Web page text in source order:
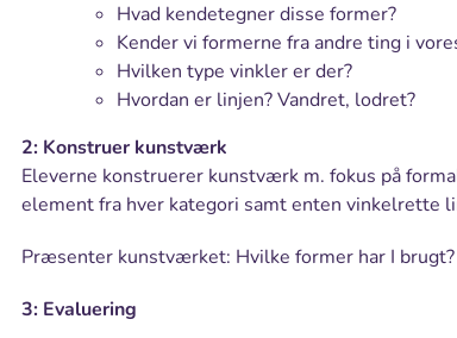
Hvad kendetegner disse former?
Kender vi formerne fra andre ting i
Hvilken type vinkler er der?
Hvordan er linjen? Vandret, lodret?
2: Konstruer kunstværk
Eleverne konstruerer kunstværk m. fokus på
element fra hver kategori samt enten vinkelrette
Præsenter kunstværket: Hvilke former har I brugt?
3: Evaluering